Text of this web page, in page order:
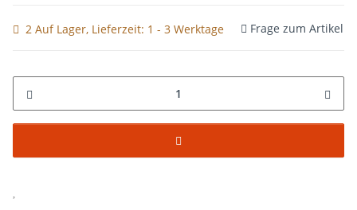
2 Auf Lager, Lieferzeit: 1 - 3 Werktage Frage zum Artikel